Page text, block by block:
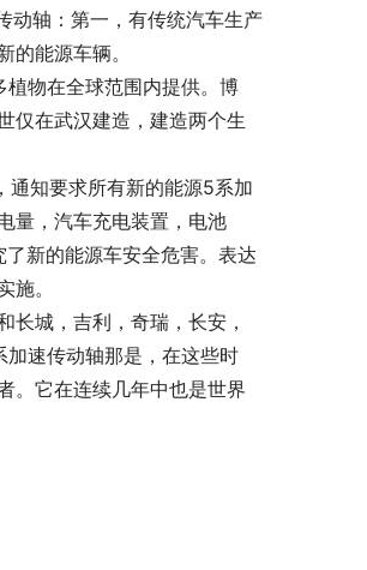
动轴：第一，有传统汽车生产
能源车辆。
物在全球范围内提供。博
仅在武汉建造，建造两个生
通知要求所有新的能源5系加
量，汽车充电装置，电池
新的能源车安全危害。表达
。
城，吉利，奇瑞，长安，
速传动轴那是，在这些时
。它在连续几年中也是世界